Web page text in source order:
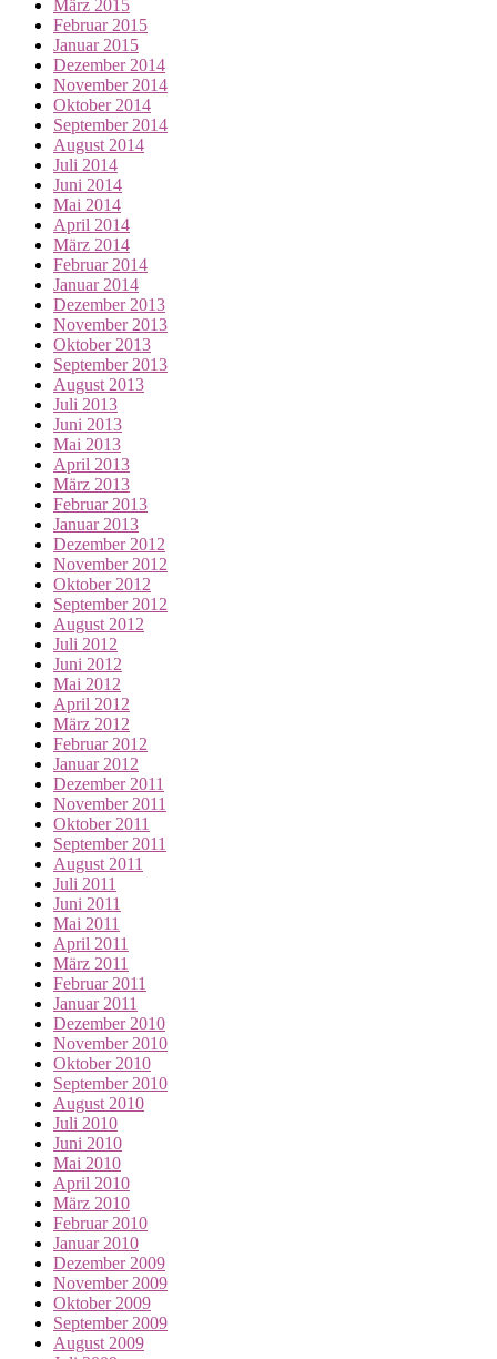
März 2015
Februar 2015
Januar 2015
Dezember 2014
November 2014
Oktober 2014
September 2014
August 2014
Juli 2014
Juni 2014
Mai 2014
April 2014
März 2014
Februar 2014
Januar 2014
Dezember 2013
November 2013
Oktober 2013
September 2013
August 2013
Juli 2013
Juni 2013
Mai 2013
April 2013
März 2013
Februar 2013
Januar 2013
Dezember 2012
November 2012
Oktober 2012
September 2012
August 2012
Juli 2012
Juni 2012
Mai 2012
April 2012
März 2012
Februar 2012
Januar 2012
Dezember 2011
November 2011
Oktober 2011
September 2011
August 2011
Juli 2011
Juni 2011
Mai 2011
April 2011
März 2011
Februar 2011
Januar 2011
Dezember 2010
November 2010
Oktober 2010
September 2010
August 2010
Juli 2010
Juni 2010
Mai 2010
April 2010
März 2010
Februar 2010
Januar 2010
Dezember 2009
November 2009
Oktober 2009
September 2009
August 2009